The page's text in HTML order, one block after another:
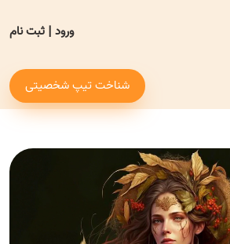
ورود| ثبت نام
شناخت تیپ شخصیتی